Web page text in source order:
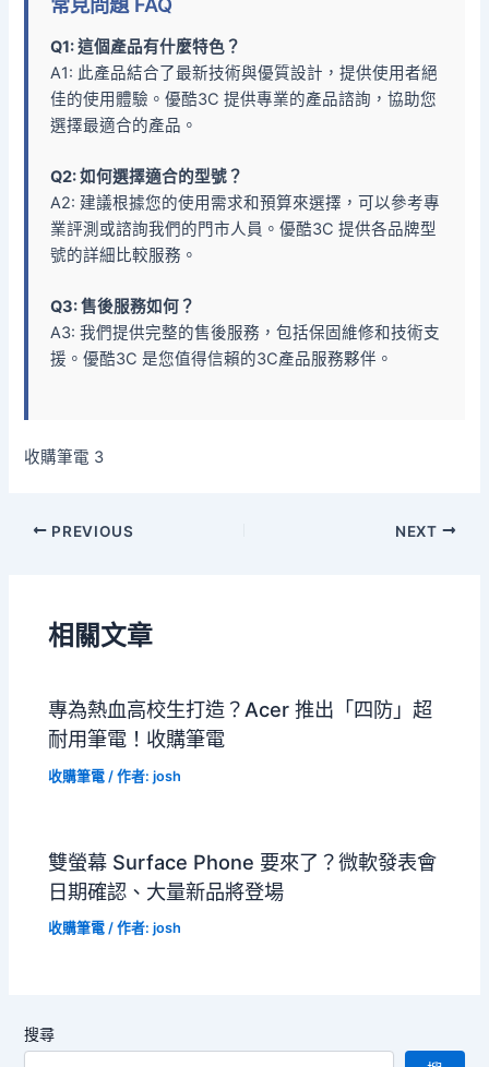
Q1: 這個產品有什麼特色？
A1: 此產品結合了最新技術與優質設計，提供使用者絕
佳的使用體驗。優酷3C 提供專業的產品諮詢，協助您
選擇最適合的產品。
Q2: 如何選擇適合的型號？
A2: 建議根據您的使用需求和預算來選擇，可以參考專
業評測或諮詢我們的門市人員。優酷3C 提供各品牌型
號的詳細比較服務。
Q3: 售後服務如何？
A3: 我們提供完整的售後服務，包括保固維修和技術支
援。優酷3C 是您值得信賴的3C產品服務夥伴。
收購筆電 3
PREVIOUS NEXT
相關文章
專為熱血高校生打造？Acer 推出「四防」超
耐用筆電！收購筆電
收購筆電 / 作者:josh
雙螢幕 Surface Phone 要來了？微軟發表會
日期確認、大量新品將登場
收購筆電 / 作者:josh
搜尋